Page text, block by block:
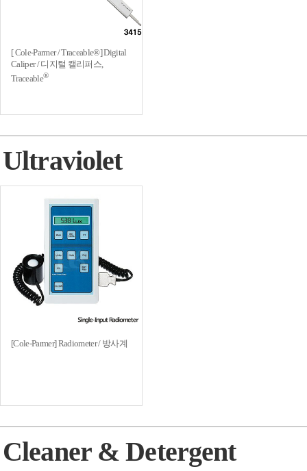
[ Cole-Parmer / Traceable®] Digital
Caliper / 디지털 캘리퍼스,
Traceable®
Ultraviolet
[Cole-Parmer] Radiometer / 방사계
Cleaner & Detergent